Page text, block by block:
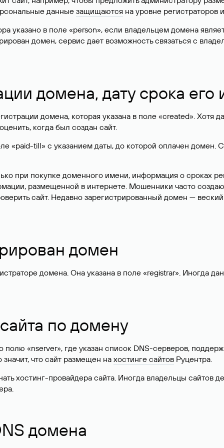
данные защищаются на уровне
указано в поле «person», если владельцем домена
домен, сервис дает возможность связаться с
домена, дату срока его
домена, которая указана в поле «created». Хотя
когда был создан сайт.
«paid-till» с указанием даты, до которой оплачен домен.
при покупке доменного имени, информация о сроках
размещенной в интернете. Мошенники часто
сайт. Недавно зарегистрированный домен —
домен
домена. Она указана в поле «registrar». Иногда
по домену
полю «nserver», где указан список DNS-серверов,
что сайт размещен на хостинге сайтов Руцентра.
хостинг-провайдера сайта. Иногда владельцы сайтов
домена